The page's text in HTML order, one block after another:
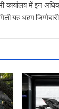
कार्यालय में इन
यह अहम